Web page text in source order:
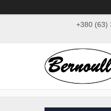
+380 (63)